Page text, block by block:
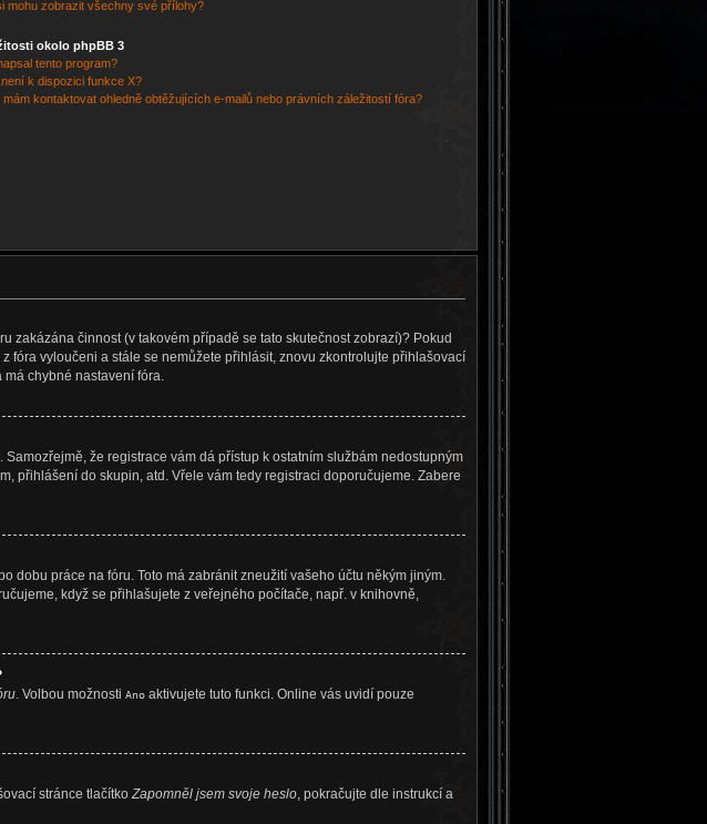
mohu zobrazit všechny své přílohy?
okolo phpBB 3
tento program?
k dispozici funkce X?
mám kontaktovat ohledně obtěžujících e-mailů nebo právních záležitostí fóra?
zakázána činnost (v takovém případě se tato skutečnost zobrazí)? Pokud
fóra vyloučeni a stále se nemůžete přihlásit, znovu zkontrolujte přihlašovací
chybné nastavení fóra.
že registrace vám dá přístup k ostatním službám nedostupným
přihlášení do skupin, atd. Vřele vám tedy registraci doporučujeme. Zabere
dobu práce na fóru. Toto má zabránit zneužití vašeho účtu někým jiným.
když se přihlašujete z veřejného počítače, např. v knihovně,
. Volbou možnosti Ano aktivujete tuto funkci. Online vás uvidí pouze
stránce tlačítkoZapomněl jsem svoje heslo, pokračujte dle instrukcí a